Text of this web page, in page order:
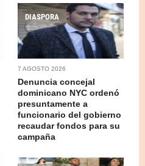
DIASPORA
7 AGOSTO 2026
Denuncia concejal
dominicano NYC ordenó
presuntamente a
funcionario del gobierno
recaudar fondos para su
campaña